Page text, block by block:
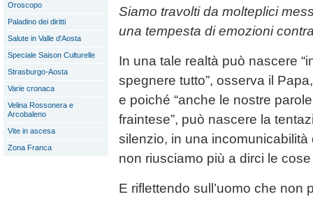
Oroscopo
Paladino dei diritti
Salute in Valle d'Aosta
Speciale Saison Culturelle
Strasburgo-Aosta
Varie cronaca
Velina Rossonera e
Arcobaleno
Vite in ascesa
Zona Franca
Siamo travolti da molteplici
una tempesta di emozioni
In una tale realtà può nascere
spegnere tutto”, osserva il
e poiché “anche le nostre
fraintese”, può nascere la
silenzio, in una
non riusciamo più a dirci le
E riflettendo sull’uomo che non